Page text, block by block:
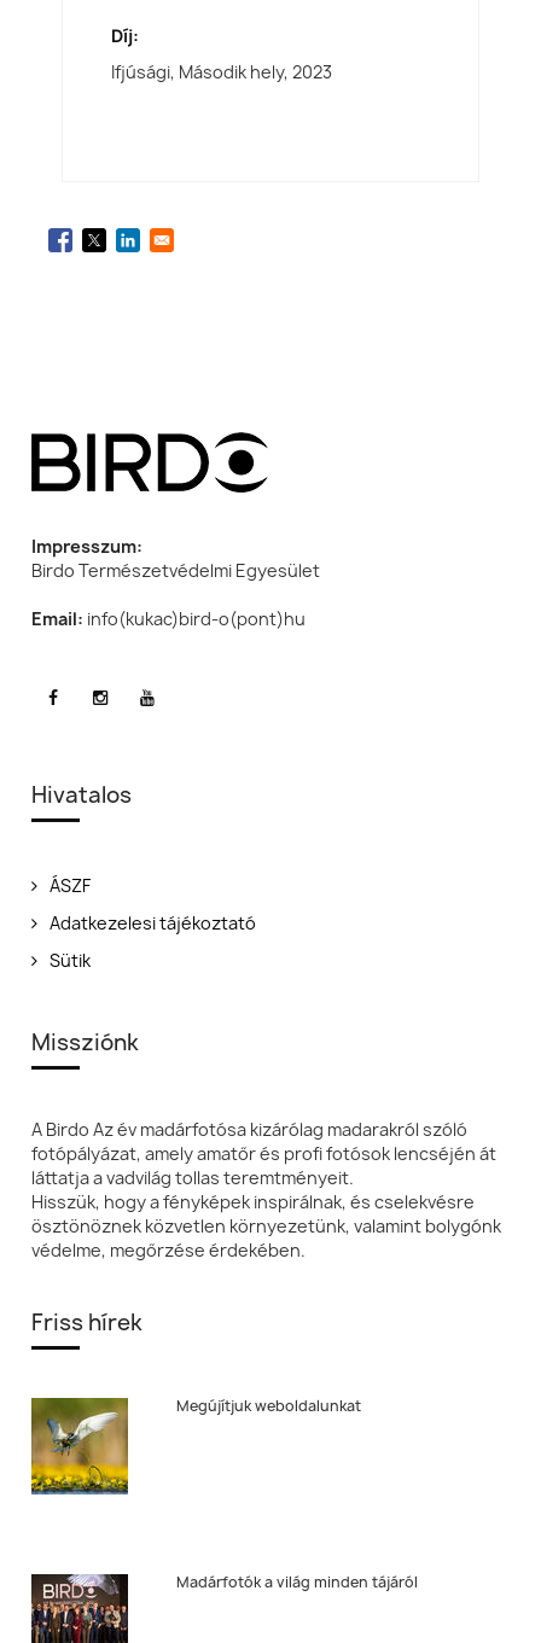
Díj:
Ifjúsági, Második hely, 2023
Impresszum:
Birdo Természetvédelmi Egyesület
Email: info(kukac)bird-o(pont)hu
Hivatalos
ÁSZF
Adatkezelesi tájékoztató
Sütik
Missziónk
A Birdo Az év madárfotósa kizárólag madarakról szóló
fotópályázat, amely amatőr és profi fotósok lencséjén át
láttatja a vadvilág tollas teremtményeit.
Hisszük, hogy a fényképek inspirálnak, és cselekvésre
ösztönöznek közvetlen környezetünk, valamint bolygónk
védelme, megőrzése érdekében.
Friss hírek
Megújítjuk weboldalunkat
Madárfotók a világ minden tájáról